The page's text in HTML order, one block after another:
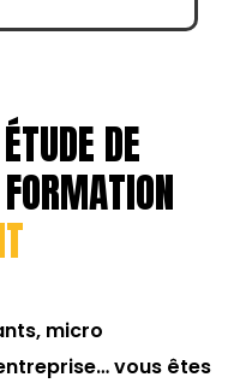
DE
micro
vous êtes